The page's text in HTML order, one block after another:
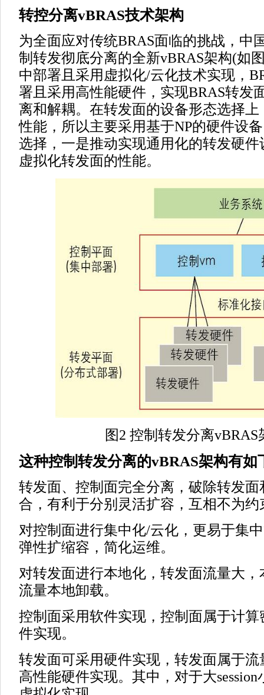
转控分离vBRAS技术架构
为全面应对传统BRAS面临的挑战，中
制转发彻底分离的全新vBRAS架构(如
中部署且采用虚拟化/云化技术实现，
署且采用高性能硬件，实现BRAS转发
离和解耦。在转发面的设备形态选择
性能，所以主要采用基于NP的硬件设
选择，一是推动实现通用化的转发硬件
虚拟化转发面的性能。
图2 控制转发分离vBRAS
这种控制转发分离的vBRAS架构有如
转发面、控制面完全分离，破除转发
合，有利于分别灵活扩容，互相不为约
对控制面进行集中化/云化，更易于集
弹性扩缩容，简化运维。
对转发面进行本地化，转发面流量大
流量本地卸载。
控制面采用软件实现，控制面属于计
件实现。
转发面可采用硬件实现，转发面属于
高性能硬件实现。其中，对于大